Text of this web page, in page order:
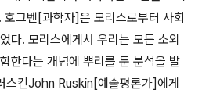
. 호그벤 [과학자]은 모리스로부터 사회
다. 모리스에게서 우리는 모든 소외
한다는 개념에 뿌리를 둔 분석을 발
스킨John Ruskin[예술평론가]에게